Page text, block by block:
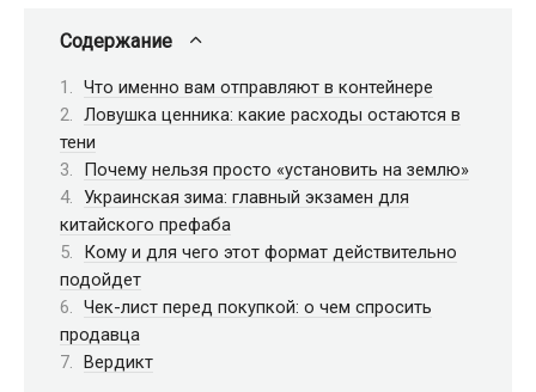
Содержание
Что именно вам отправляют в контейнере
Ловушка ценника: какие расходы остаются в
тени
Почему нельзя просто «установить на землю»
Украинская зима: главный экзамен для
китайского префаба
Кому и для чего этот формат действительно
подойдет
Чек-лист перед покупкой: о чем спросить
продавца
Вердикт